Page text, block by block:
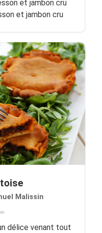
et jambon cru
et jambon cru
Malissin
délice venant tout